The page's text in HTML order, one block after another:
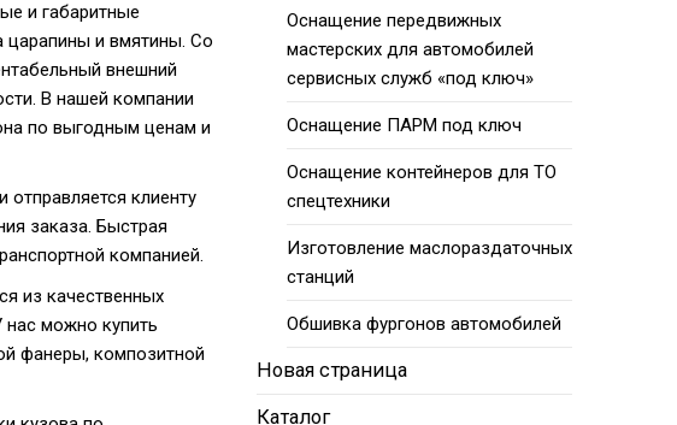
и габаритные
царапины и вмятины. Со
внешний
В нашей компании
по выгодным ценам и
отправляется клиенту
заказа. Быстрая
компанией.
из качественных
нас можно купить
фанеры, композитной
Оснащение передвижных
мастерских для автомобилей
сервисных служб «под ключ»
Оснащение ПАРМ под ключ
Оснащение контейнеров для ТО
спецтехники
Изготовление маслораздаточных
станций
Обшивка фургонов автомобилей
Новая страница
Каталог